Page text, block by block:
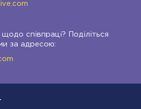
співпраці? Поділіться
за адресою: